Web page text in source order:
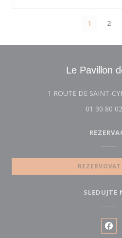
1 2
Le Pavillon
1 ROUTE DE SAINT-
01 30 80
SLEDUJTE